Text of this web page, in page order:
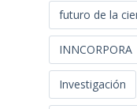
futuro de la
INNCORPORA
Investigación